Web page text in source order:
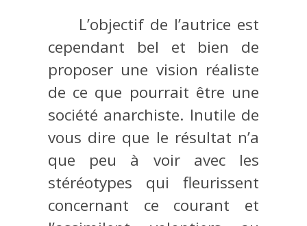
L’objectif de l’autrice est
cependant bel et bien de
proposer une vision réaliste
de ce que pourrait être une
société anarchiste. Inutile de
vous dire que le résultat n’a
que peu à voir avec les
stéréotypes qui fleurissent
concernant ce courant et